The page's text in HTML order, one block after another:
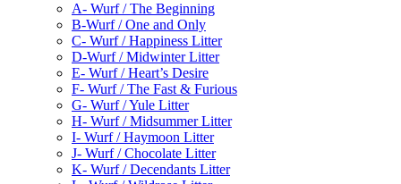
A- Wurf / The Beginning
B-Wurf / One and Only
C- Wurf / Happiness Litter
D-Wurf / Midwinter Litter
E- Wurf / Heart’s Desire
F- Wurf / The Fast & Furious
G- Wurf / Yule Litter
H- Wurf / Midsummer Litter
I- Wurf / Haymoon Litter
J- Wurf / Chocolate Litter
K- Wurf / Decendants Litter